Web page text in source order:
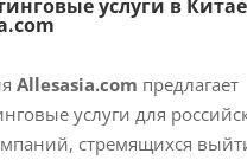
услуги в
Allesasia.com предлагает
услуги для
стремящихся